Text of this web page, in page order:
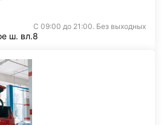
С 09:00 до 21:00. Без выходных
ш. вл.8